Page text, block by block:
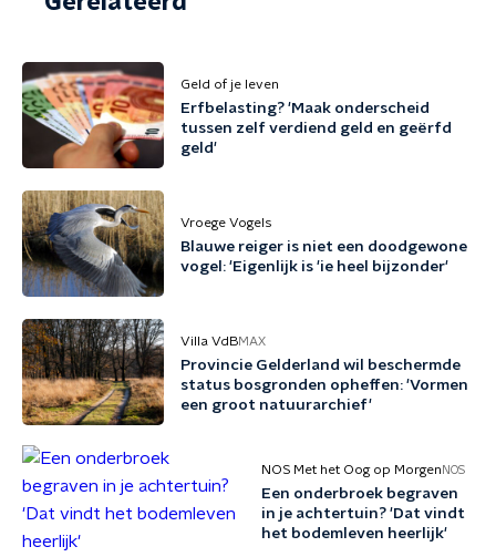
Geld of je leven
Erfbelasting? 'Maak onderscheid
tussen zelf verdiend geld en geërfd
geld'
Vroege Vogels
Blauwe reiger is niet een doodgewone
vogel: 'Eigenlijk is 'ie heel bijzonder'
Villa VdBMAX
Provincie Gelderland wil beschermde
status bosgronden opheffen: 'Vormen
een groot natuurarchief'
NOS Met het Oog op Morgen NOS
Een onderbroek begraven
in je achtertuin? 'Dat vindt
het bodemleven heerlijk'